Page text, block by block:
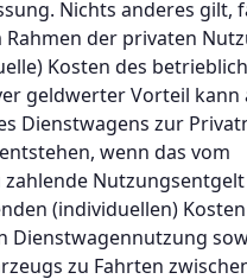
Nichts anderes gilt,
der privaten
Kosten des
geldwerter Vorteil kann
Dienstwagens zur
wenn das vom
(individuellen)
Dienstwagennutzung
zu Fahrten